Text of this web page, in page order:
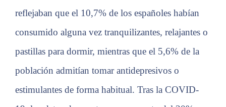
reflejaban que el 10,7% de los españoles habían
consumido alguna vez tranquilizantes, relajantes o
pastillas para dormir, mientras que el 5,6% de la
población admitían tomar antidepresivos o
estimulantes de forma habitual. Tras la COVID-
se usa la
Experiencia
Para que
nuestra web
funcione lo